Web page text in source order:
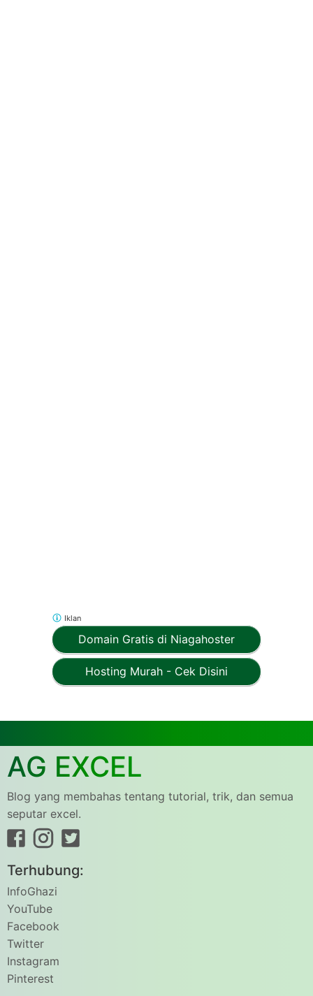
Domain Gratis di Niagahoster
Hosting Murah - Cek Disini
Iklan
AG EXCEL
Blog yang membahas tentang tutorial, trik, dan semua
seputar excel.
Terhubung:
InfoGhazi
YouTube
Facebook
Twitter
Instagram
Pinterest